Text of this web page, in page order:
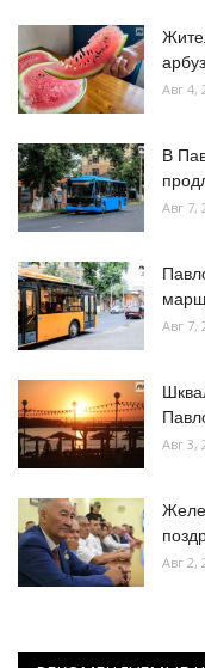
Авг 4,
В
Авг 7,
Авг 7,
Авг 3,
Авг 2,